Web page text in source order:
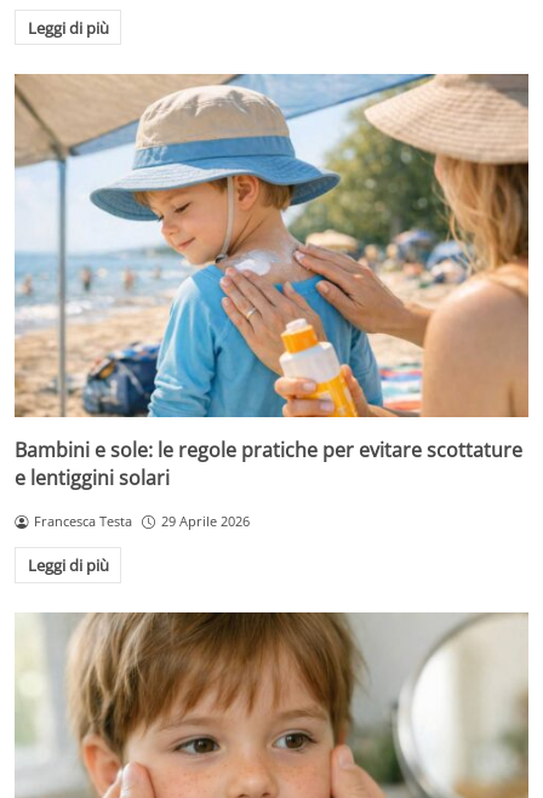
Leggi di più
Bambini e sole: le regole pratiche per evitare scottature
e lentiggini solari
Francesca Testa 29 Aprile 2026
Leggi di più